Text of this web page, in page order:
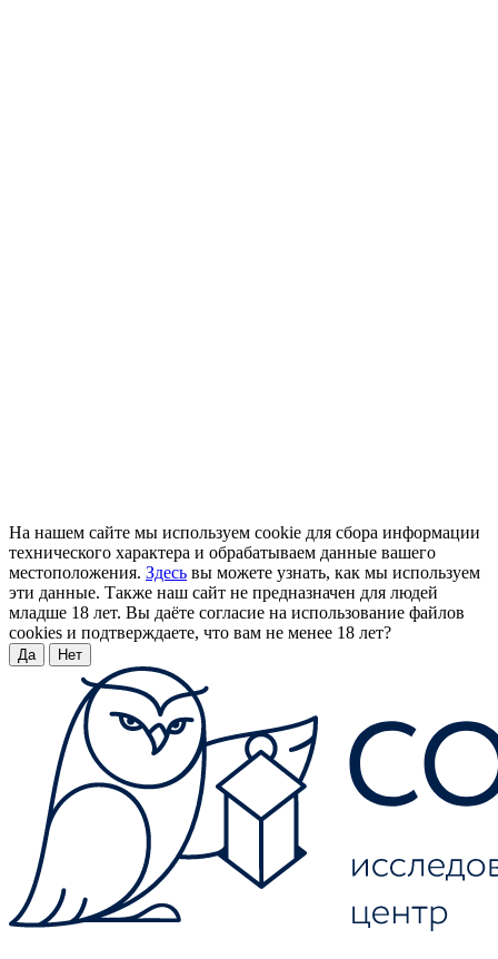
На нашем сайте мы используем cookie для сбора информации
технического характера и обрабатываем данные вашего
местоположения. Здесь вы можете узнать, как мы используем
эти данные. Также наш сайт не предназначен для людей
младше 18 лет. Вы даёте согласие на использование файлов
cookies и подтверждаете, что вам не менее 18 лет?
Да Нет